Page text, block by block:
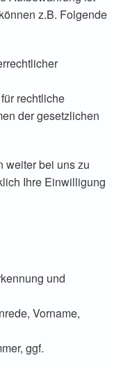
z.B. Folgende
rechtliche
der gesetzlichen
weiter bei uns zu
Ihre Einwilligung
und
Vorname,
ggf.